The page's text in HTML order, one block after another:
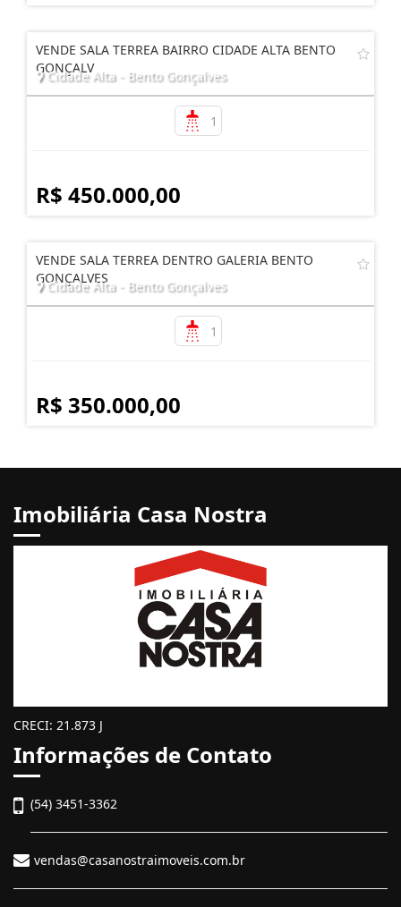
VENDE SALA TERREA BAIRRO CIDADE ALTA BENTO
GONÇALV
Cidade Alta - Bento Gonçalves
1
R$ 450.000,00
VENDE SALA TERREA DENTRO GALERIA BENTO
GONÇALVES
Cidade Alta - Bento Gonçalves
1
R$ 350.000,00
Imobiliária Casa Nostra
CRECI: 21.873 J
Informações de Contato
(54) 3451-3362
vendas@casanostraimoveis.com.br